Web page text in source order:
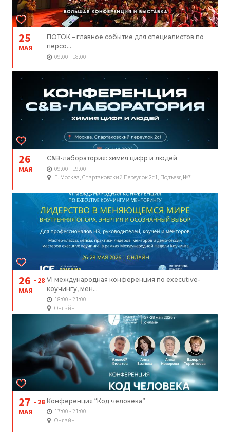
25
МАЯ
ПОТОК – главное событие для специалистов по
персо...
09:00 - 18:00
26
МАЯ
C&B-лаборатория: химия цифр и людей
09:00 - 19:00
Г. Москва, Спартаковский Переулок 2с1, Подъезд №7
26
МАЯ
28 VI международная конференция по executive-
коучингу, мен...
18:00 - 21:00
Онлайн
27
МАЯ
28 Конференция “Код человека”
17:00 - 21:00
Онлайн